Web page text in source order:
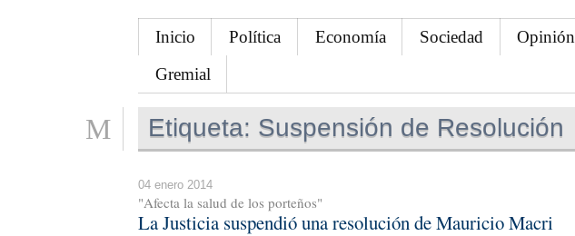
Inicio Política Economía Sociedad Opinión
Gremial
Etiqueta: Suspensión de Resolución
04 enero 2014
"Afecta la salud de los porteños"
La Justicia suspendió una resolución de Mauricio Macri